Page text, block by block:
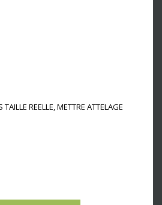
REELLE, METTRE ATTELAGE